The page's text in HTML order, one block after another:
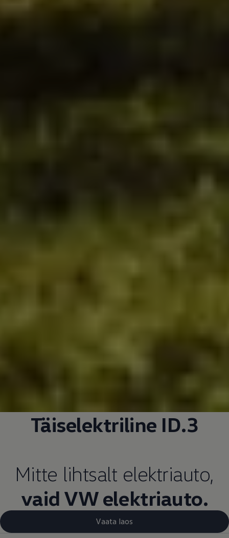
Täiselektriline ID.3
Mitte lihtsalt elektriauto,
vaid VW elektriauto.
Vaata laos